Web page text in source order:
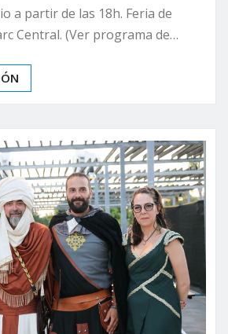
a partir de las 18h. Feria de
Central. (Ver programa de…